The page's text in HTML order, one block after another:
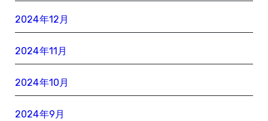
2024年12月
2024年11月
2024年10月
2024年9月